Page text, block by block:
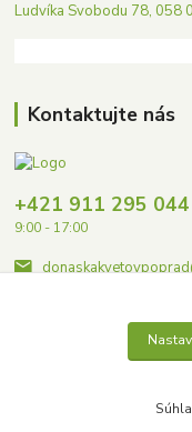
Ludvíka Svobodu 78, 058
Kontaktujte nás
+421 911 295 044
9:00 - 17:00